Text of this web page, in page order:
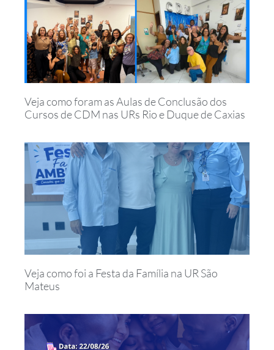
Veja como foram as Aulas de Conclusão dos
Cursos de CDM nas URs Rio e Duque de Caxias
Veja como foi a Festa da Família na UR São
Mateus